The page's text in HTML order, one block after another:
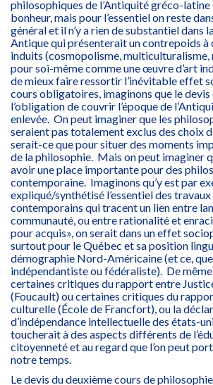
philosophiques de l’Antiquité gréco-latine
bonheur, mais pour l’essentiel on reste
général et il n’y a rien de substantiel dans
Antique qui présenterait un contrepoids à
induits (cosmopolisme, multiculturalisme,
pour soi-même comme une œuvre d’art
de mieux faire ressortir l’inévitable effet
cours obligatoires, imaginons que le
l’obligation de couvrir l’époque de
enlevée. On peut imaginer que les
seraient pas totalement exclus des choix
serait-ce que pour situer des moments
de la philosophie. Mais on peut imaginer
avoir une place importante pour des
contemporaine. Imaginons qu’y est par
expliqué/synthétisé l’essentiel des
contemporains qui tracent un lien entre
communauté, ou entre rationalité et
pour acquis», on serait dans un effet
surtout pour le Québec et sa position
démographie Nord-Américaine (et ce, que
indépendantiste ou fédéraliste). De même
certaines critiques du rapport entre
(Foucault) ou certaines critiques du
culturelle (École de Francfort), ou la
d’indépendance intellectuelle des états-
toucherait à des aspects différents de
citoyenneté et au regard que l’on peut
notre temps.
Le devis du deuxième cours de